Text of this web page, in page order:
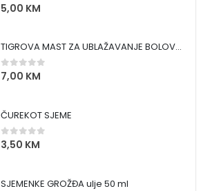
0 out of 5
5,00 KM
TIGROVA MAST ZA UBLAŽAVANJE BOLOVA I ZAGRIJAVANJE MIŠIĆA
0 out of 5
7,00 KM
ČUREKOT SJEME
0 out of 5
3,50 KM
SJEMENKE GROŽĐA ulje 50 ml